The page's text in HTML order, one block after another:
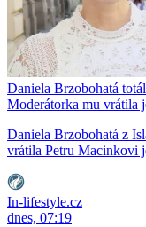
Daniela Brzobohatá
Moderátorka mu vrátila
Daniela Brzobohatá z
vrátila Petru Macinkovi
In-lifestyle.cz
dnes, 07:19